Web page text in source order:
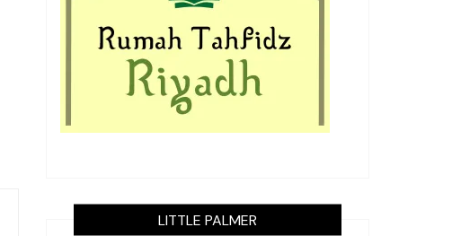
LITTLE PALMER